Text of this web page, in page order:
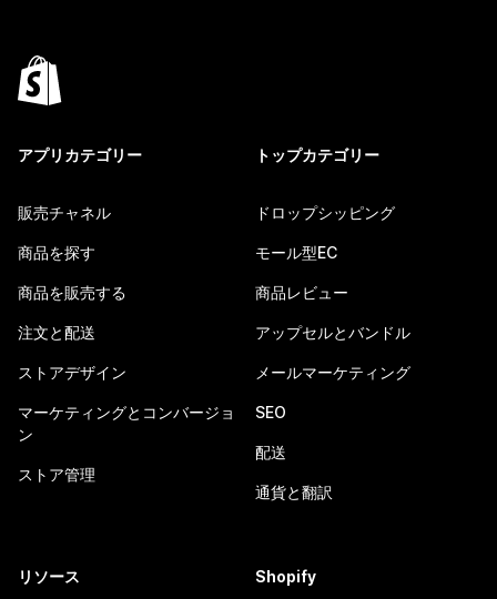
アプリカテゴリー
販売チャネル
商品を探す
商品を販売する
注文と配送
ストアデザイン
マーケティングとコンバージョ
ン
ストア管理
トップカテゴリー
ドロップシッピング
モール型EC
商品レビュー
アップセルとバンドル
メールマーケティング
SEO
配送
通貨と翻訳
リソース Shopify